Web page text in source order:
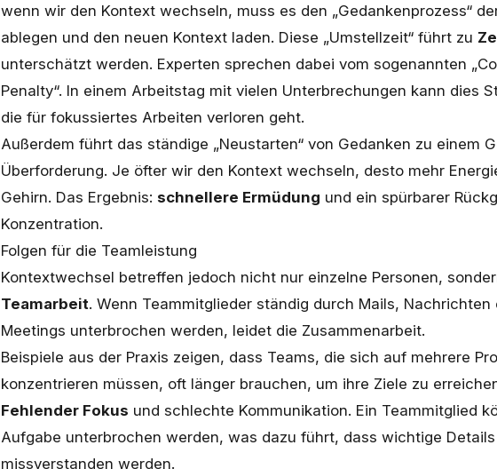
wenn wir den Kontext wechseln, muss es den „Gedankenprozess“
ablegen und den neuen Kontext laden. Diese „Umstellzeit“ führt zu
unterschätzt werden. Experten sprechen dabei vom sogenannten
Penalty“. In einem Arbeitstag mit vielen Unterbrechungen kann dies
die für fokussiertes Arbeiten verloren geht.
Außerdem führt das ständige „Neustarten“ von Gedanken zu einem
Überforderung. Je öfter wir den Kontext wechseln, desto mehr
Gehirn. Das Ergebnis: schnellere Ermüdung und ein spürbarer
Konzentration.
Folgen für die Teamleistung
Kontextwechsel betreffen jedoch nicht nur einzelne Personen,
Teamarbeit. Wenn Teammitglieder ständig durch Mails, Nachrichten
Meetings unterbrochen werden, leidet die Zusammenarbeit.
Beispiele aus der Praxis zeigen, dass Teams, die sich auf mehrere
konzentrieren müssen, oft länger brauchen, um ihre Ziele zu
Fehlender Fokus und schlechte Kommunikation. Ein Teammitglied
Aufgabe unterbrochen werden, was dazu führt, dass wichtige
missverstanden werden.